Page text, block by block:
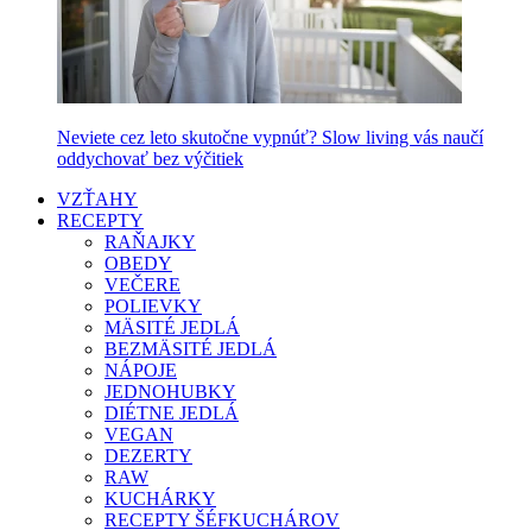
Neviete cez leto skutočne vypnúť? Slow living vás naučí
oddychovať bez výčitiek
VZŤAHY
RECEPTY
RAŇAJKY
OBEDY
VEČERE
POLIEVKY
MÄSITÉ JEDLÁ
BEZMÄSITÉ JEDLÁ
NÁPOJE
JEDNOHUBKY
DIÉTNE JEDLÁ
VEGAN
DEZERTY
RAW
KUCHÁRKY
RECEPTY ŠÉFKUCHÁROV